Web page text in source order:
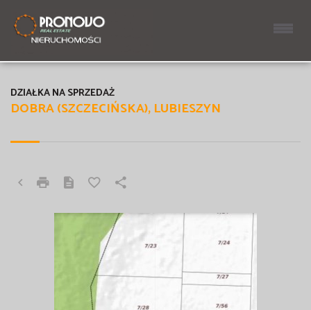
DOBRA (SZCZECIŃSKA), LUBIESZYN
DZIAŁKA NA SPRZEDAŻ